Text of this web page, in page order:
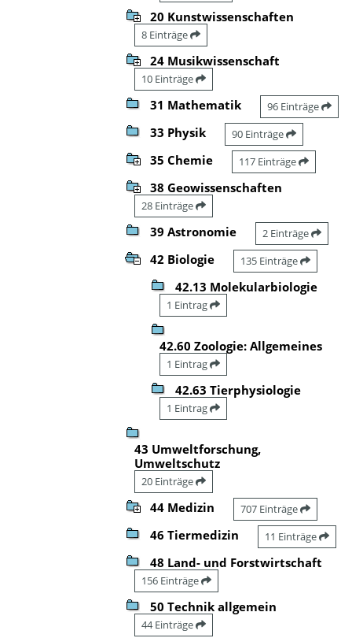
20 Kunstwissenschaften
8 Einträge
24 Musikwissenschaft
10 Einträge
31 Mathematik 96 Einträge
33 Physik 90 Einträge
35 Chemie 117 Einträge
38 Geowissenschaften
28 Einträge
39 Astronomie 2 Einträge
42 Biologie 135 Einträge
42.13 Molekularbiologie
1 Eintrag
42.60 Zoologie: Allgemeines
1 Eintrag
42.63 Tierphysiologie
1 Eintrag
43 Umweltforschung,
Umweltschutz
20 Einträge
44 Medizin 707 Einträge
46 Tiermedizin 11 Einträge
48 Land- und Forstwirtschaft
156 Einträge
50 Technik allgemein
44 Einträge